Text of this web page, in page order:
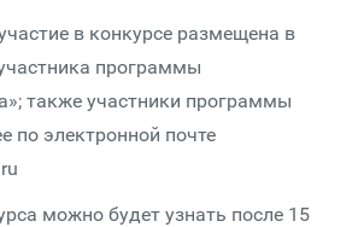
в конкурсе размещена в
программы
также участники программы
по электронной почте
можно будет узнать после 15